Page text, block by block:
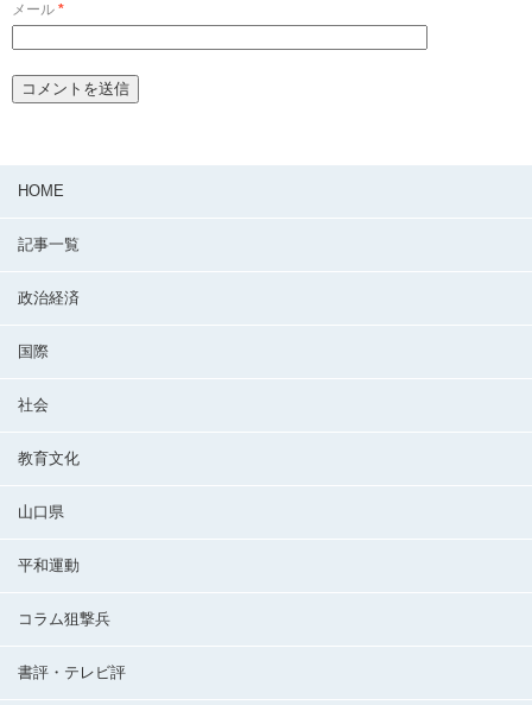
メール *
HOME
記事一覧
政治経済
国際
社会
教育文化
山口県
平和運動
コラム狙撃兵
書評・テレビ評